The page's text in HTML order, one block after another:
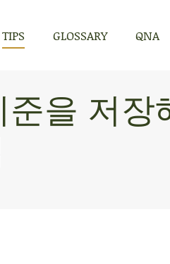
TIPS GLOSSARY QNA
을 저장